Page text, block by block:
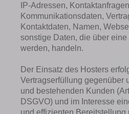
IP-Adressen,
Kommunikationsdaten,
Kontaktdaten, Namen,
sonstige Daten, die über
werden, handeln.
Der Einsatz des Hosters
Vertragserfüllung gegenüber
und bestehenden Kunden
DSGVO) und im Interesse
und effizienten Bereitstellung